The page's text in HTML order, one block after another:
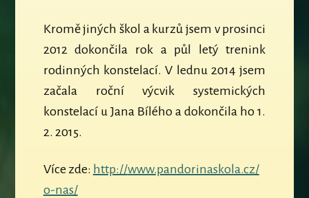
Kromě jiných škol a kurzů jsem v prosinci
2012 dokončila rok a půl letý trenink
rodinných konstelací. V lednu 2014 jsem
začala roční výcvik systemických
konstelací u Jana Bílého a dokončila ho 1.
2. 2015.
Více zde: http://www.pandorinaskola.cz/
o-nas/